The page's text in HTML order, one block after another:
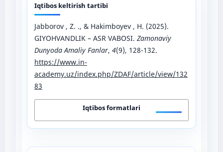
Iqtibos keltirish tartibi
Jabborov , Z. ., & Hakimboyev , H. (2025).
GIYOHVANDLIK – ASR VABOSI. Zamonaviy
Dunyoda Amaliy Fanlar, 4(9), 128-132.
https://www.in-
academy.uz/index.php/ZDAF/article/view/132
83
Iqtibos formatlari